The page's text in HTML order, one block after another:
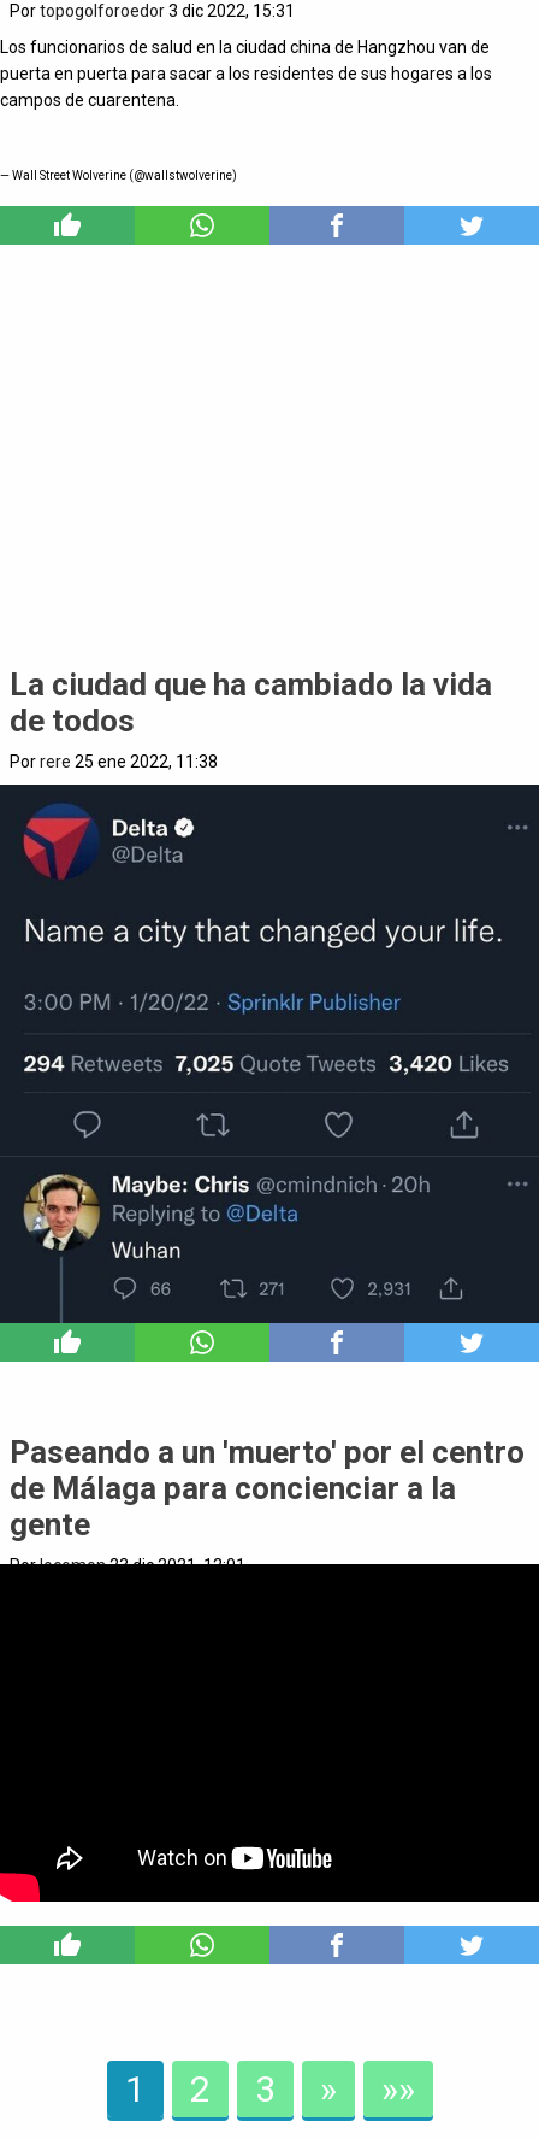
Portopogolforoedor3 dic 2022, 15:31
Los funcionarios de salud en la ciudad china de Hangzhou van de
puerta en puerta para sacar a los residentes de sus hogares a los
campos de cuarentena.
— Wall Street Wolverine (@wallstwolverine)
La ciudad que ha cambiado la vida
de todos
Porrere 25 ene 2022, 11:38
Paseando a un 'muerto' por el centro
de Málaga para concienciar a la
gente
Porlocomon23 dic 2021, 12:01
1 2 3 » »»